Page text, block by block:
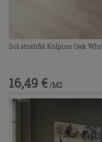
Sol stratifié Kolpino Oak
16,49 € /M2